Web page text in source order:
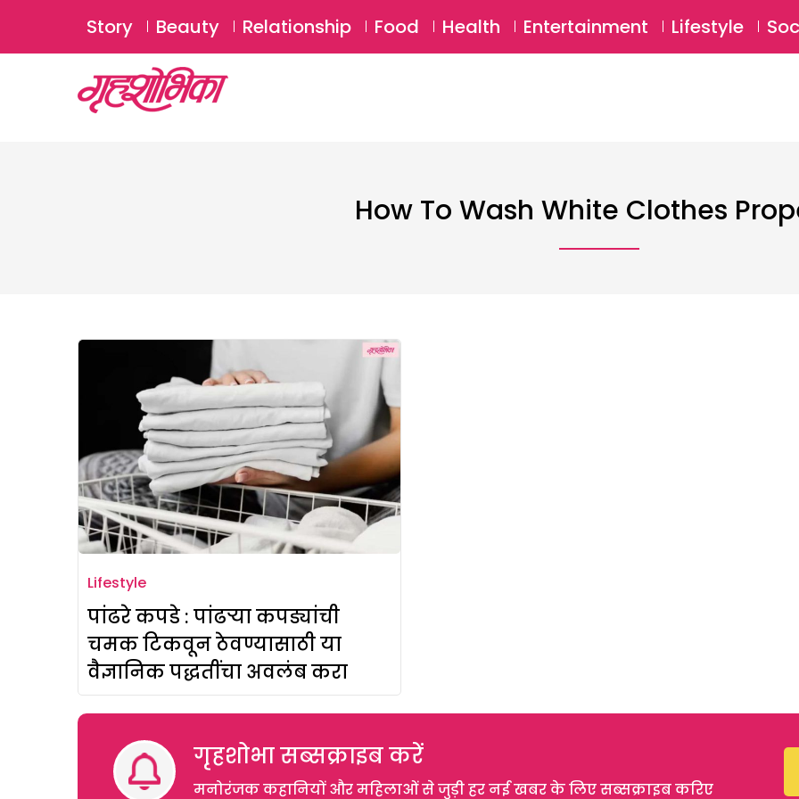
Story Beauty Relationship Food Health Entertainment Lifestyle
How To Wash White Clothes
Lifestyle
पांढरे कपडे : पांढऱ्या कपड्यांची
चमक टिकवून ठेवण्यासाठी या
वैज्ञानिक पद्धतींचा अवलंब करा
गृहशोभा सब्सक्राइब करें
मनोरंजक कहानियों और महिलाओं से जुड़ी हर नई खबर के लिए सब्सक्राइब करिए